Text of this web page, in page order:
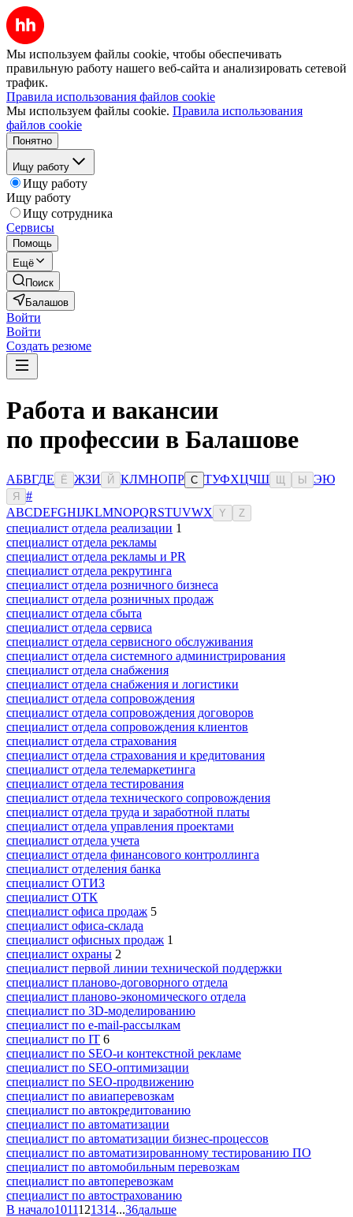
Мы используем файлы cookie, чтобы обеспечивать
правильную работу нашего веб-сайта и анализировать сетевой
трафик.
Правила использования файлов cookie
Мы используем файлы cookie. Правила использования
файлов cookie
Понятно
Ищу работу
Ищу работу
Ищу работу
Ищу сотрудника
Сервисы
Помощь
Ещё
Поиск
Балашов
Войти
Войти
Создать резюме
Работа и вакансии
по профессии в Балашове
АБВГДЕ Ё ЖЗИ Й КЛМНОПР С ТУФХЦЧШ Ы ЭЮ
Я
#
ABCDEFGHIJKLMNOPQRSTUVWX Y Z
специалист отдела реализации 1
специалист отдела рекламы
специалист отдела рекламы и PR
специалист отдела рекрутинга
специалист отдела розничного бизнеса
специалист отдела розничных продаж
специалист отдела сбыта
специалист отдела сервиса
специалист отдела сервисного обслуживания
специалист отдела системного администрирования
специалист отдела снабжения
специалист отдела снабжения и логистики
специалист отдела сопровождения
специалист отдела сопровождения договоров
специалист отдела сопровождения клиентов
специалист отдела страхования
специалист отдела страхования и кредитования
специалист отдела телемаркетинга
специалист отдела тестирования
специалист отдела технического сопровождения
специалист отдела труда и заработной платы
специалист отдела управления проектами
специалист отдела учета
специалист отдела финансового контроллинга
специалист отделения банка
специалист ОТИЗ
специалист ОТК
специалист офиса продаж 5
специалист офиса-склада
специалист офисных продаж 1
специалист охраны 2
специалист первой линии технической поддержки
специалист планово-договорного отдела
специалист планово-экономического отдела
специалист по 3D-моделированию
специалист по e-mail-рассылкам
специалист по IT 6
специалист по SEO-и контекстной рекламе
специалист по SEO-оптимизации
специалист по SEO-продвижению
специалист по авиаперевозкам
специалист по автокредитованию
специалист по автоматизации
специалист по автоматизации бизнес-процессов
специалист по автоматизированному тестированию ПО
специалист по автомобильным перевозкам
специалист по автоперевозкам
специалист по автострахованию
В начало1011121314...36дальше